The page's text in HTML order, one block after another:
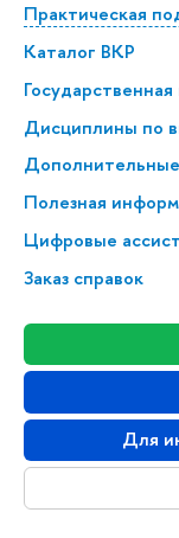
Практическая
Каталог ВКР
Дисциплины по
Полезная
Цифровые
Заказ справок
Для